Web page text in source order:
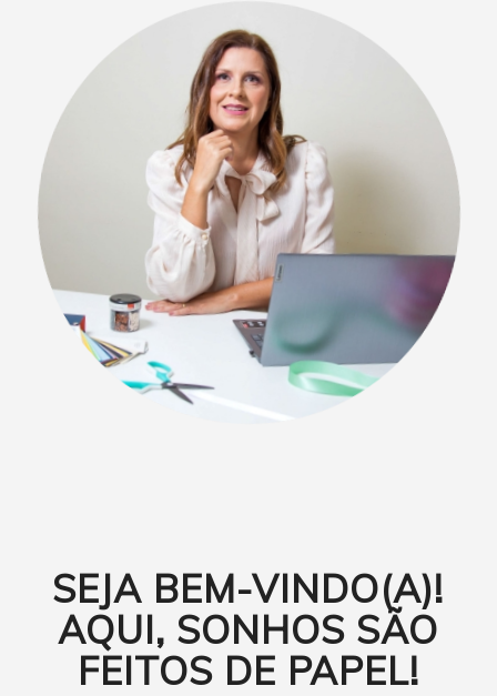
SEJA BEM-VINDO(A)!
AQUI, SONHOS SÃO
FEITOS DE PAPEL!